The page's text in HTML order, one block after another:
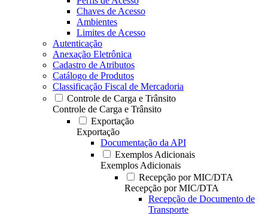
Chaves de Acesso
Ambientes
Limites de Acesso
Autenticação
Anexação Eletrônica
Cadastro de Atributos
Catálogo de Produtos
Classificação Fiscal de Mercadoria
Controle de Carga e Trânsito
Controle de Carga e Trânsito
Exportação
Exportação
Documentação da API
Exemplos Adicionais
Exemplos Adicionais
Recepção por MIC/DTA
Recepção por MIC/DTA
Recepção de Documento de
Transporte